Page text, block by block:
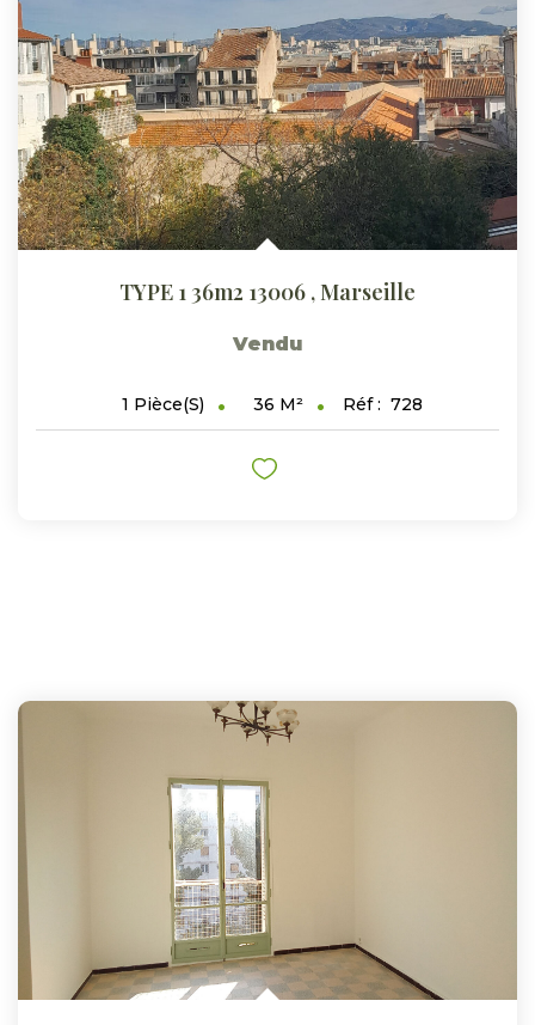
GESTION LOCATIVE
NOTRE AGENCE
CONTACT
TYPE 1 36m2 13006 ,Marseille
Vendu
1 Pièce(s) 36 M² Réf : 728